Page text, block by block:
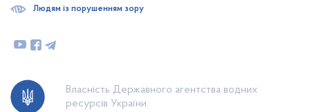
Власність Державного агентства водних
ресурсів України.
Людям із порушенням зору